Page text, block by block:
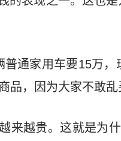
普通家用车要15万
品，因为大家不敢乱
来越贵。这就是为